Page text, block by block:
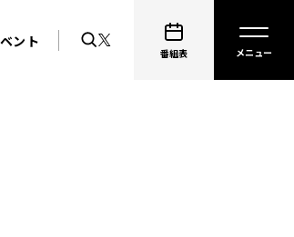
ント
番組表